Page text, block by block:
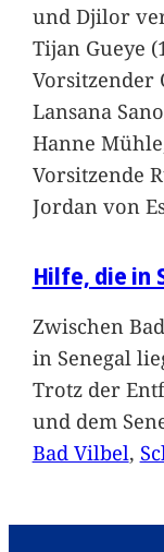
und Djilor
Tijan Gueye
Vorsitzender
Lansana
Hanne
Vorsitzende
Jordan von
Hilfe, die in
Zwischen
in Senegal
Trotz der
und dem
Bad Vilbel,